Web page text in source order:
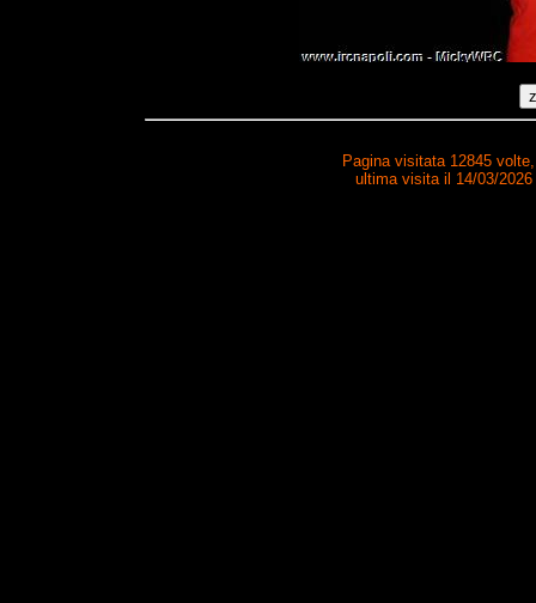
Pagina visitata 12845
ultima visita il 14/03/